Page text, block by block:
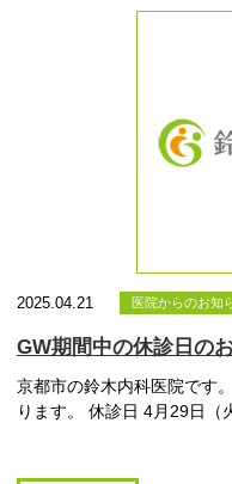
2025.04.21 医院からのお知
GW期間中の休診日の
京都市の鈴木内科医院です
ります。 休診日 4月29日（